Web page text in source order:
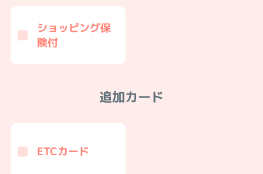
ショッピング保
険付
追加カード
ETCカード